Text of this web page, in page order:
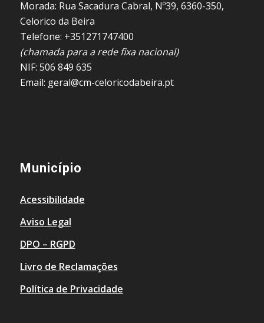
Morada: Rua Sacadura Cabral, Nº39, 6360-350,
Celorico da Beira
Telefone: +351271747400
(chamada para a rede fixa nacional)
NIF: 506 849 635
Email: geral@cm-celoricodabeira.pt
Município
Acessibilidade
Aviso Legal
DPO – RGPD
Livro de Reclamações
Política de Privacidade